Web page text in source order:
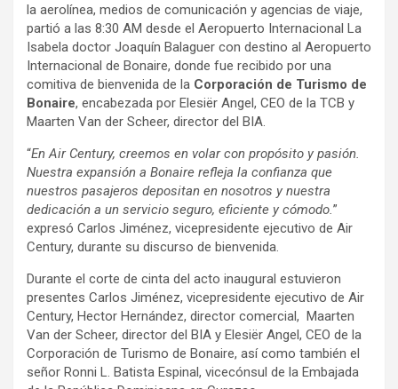
la aerolínea, medios de comunicación y agencias de viaje,
partió a las 8:30 AM desde el Aeropuerto Internacional La
Isabela doctor Joaquín Balaguer con destino al Aeropuerto
Internacional de Bonaire, donde fue recibido por una
comitiva de bienvenida de la Corporación de Turismo de
Bonaire, encabezada por Elesiër Angel, CEO de la TCB y
Maarten Van der Scheer, director del BIA.
“En Air Century, creemos en volar con propósito y pasión.
Nuestra expansión a Bonaire refleja la confianza que
nuestros pasajeros depositan en nosotros y nuestra
dedicación a un servicio seguro, eficiente y cómodo.”
expresó Carlos Jiménez, vicepresidente ejecutivo de Air
Century, durante su discurso de bienvenida.
Durante el corte de cinta del acto inaugural estuvieron
presentes Carlos Jiménez, vicepresidente ejecutivo de Air
Century, Hector Hernández, director comercial, Maarten
Van der Scheer, director del BIA y Elesiër Angel, CEO de la
Corporación de Turismo de Bonaire, así como también el
señor Ronni L. Batista Espinal, vicecónsul de la Embajada